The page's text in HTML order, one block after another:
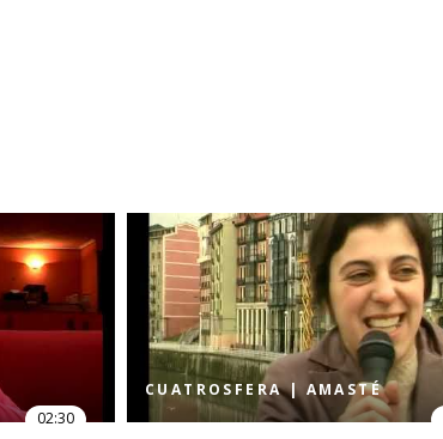
02:30
CUATROSFERA | AMASTÉ